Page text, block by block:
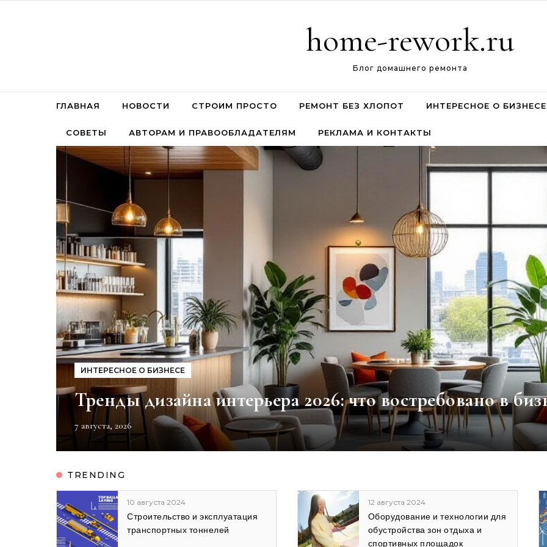
home-rework.ru
Блог домашнего ремонта
ГЛАВНАЯ НОВОСТИ СТРОИМ ПРОСТО РЕМОНТ БЕЗ ХЛОПОТ ИНТЕРЕСНОЕ О БИЗНЕСЕ
СОВЕТЫ АВТОРАМ И ПРАВООБЛАДАТЕЛЯМ РЕКЛАМА И КОНТАКТЫ
ИНТЕРЕСНОЕ О БИЗНЕСЕ
Тренды дизайна интерьера 2026: что востребовано в
7 августа, 2026
TRENDING
12 августа 2024
Оборудование и технологии для
обустройства зон отдыха и
21 сентября 2024
Инновационные технологии
сбережения энергии в зданиях